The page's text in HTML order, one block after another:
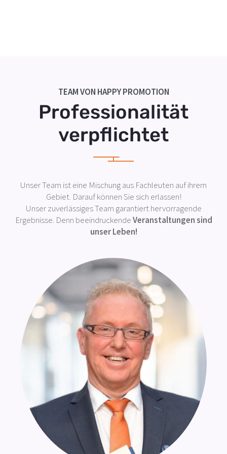
TEAM VON HAPPY PROMOTION
Professionalität
verpflichtet
Unser Team ist eine Mischung aus Fachleuten auf ihrem
Gebiet. Darauf können Sie sich erlassen!
Unser zuverlässiges Team garantiert hervorragende
Ergebnisse. Denn beeindruckendeVeranstaltungen sind
unser Leben!